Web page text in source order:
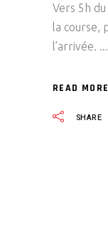
Vers 5h
la course,
l’arrivée.
READ MORE
SHARE